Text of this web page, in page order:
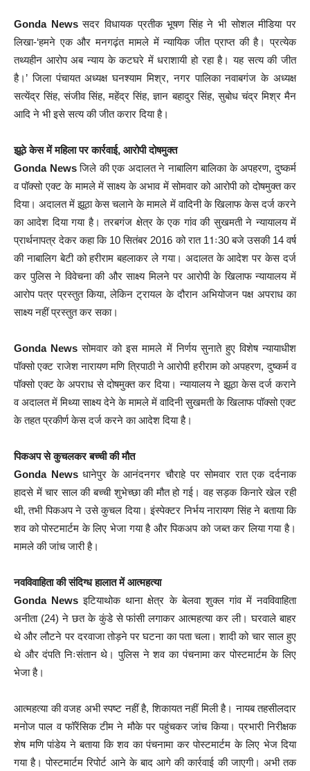
Gonda Newsसदर विधायक प्रतीक भूषण सिंह ने भी सोशल मीडिया पर
लिखा-‘हमने एक और मनगढ़ंत मामले में न्यायिक जीत प्राप्त की है। प्रत्येक
तथ्यहीन आरोप अब न्याय के कटघरे में धराशायी हो रहा है। यह सत्य की जीत
है।’ जिला पंचायत अध्यक्ष घनश्याम मिश्र, नगर पालिका नवाबगंज के अध्यक्ष
सत्येंद्र सिंह, संजीव सिंह, महेंद्र सिंह, ज्ञान बहादुर सिंह, सुबोध चंद्र मिश्र मैन
आदि ने भी इसे सत्य की जीत करार दिया है।
झूठे केस में महिला पर कार्रवाई, आरोपी दोषमुक्त
Gonda Newsजिले की एक अदालत ने नाबालिग बालिका के अपहरण, दुष्कर्म
व पॉक्सो एक्ट के मामले में साक्ष्य के अभाव में सोमवार को आरोपी को दोषमुक्त कर
दिया। अदालत में झूठा केस चलाने के मामले में वादिनी के खिलाफ केस दर्ज करने
का आदेश दिया गया है। तरबगंज क्षेत्र के एक गांव की सुखमती ने न्यायालय में
प्रार्थनापत्र देकर कहा कि 10 सितंबर 2016 को रात 11ः30 बजे उसकी 14 वर्ष
की नाबालिग बेटी को हरीराम बहलाकर ले गया। अदालत के आदेश पर केस दर्ज
कर पुलिस ने विवेचना की और साक्ष्य मिलने पर आरोपी के खिलाफ न्यायालय में
आरोप पत्र प्रस्तुत किया, लेकिन ट्रायल के दौरान अभियोजन पक्ष अपराध का
साक्ष्य नहीं प्रस्तुत कर सका।
Gonda News सोमवार को इस मामले में निर्णय सुनाते हुए विशेष न्यायाधीश
पॉक्सो एक्ट राजेश नारायण मणि त्रिपाठी ने आरोपी हरीराम को अपहरण, दुष्कर्म व
पॉक्सो एक्ट के अपराध से दोषमुक्त कर दिया। न्यायालय ने झूठा केस दर्ज कराने
व अदालत में मिथ्या साक्ष्य देने के मामले में वादिनी सुखमती के खिलाफ पॉक्सो एक्ट
के तहत प्रकीर्ण केस दर्ज करने का आदेश दिया है।
पिकअप से कुचलकर बच्ची की मौत
Gonda Newsधानेपुर के आनंदनगर चौराहे पर सोमवार रात एक दर्दनाक
हादसे में चार साल की बच्ची शुभेच्छा की मौत हो गई। वह सड़क किनारे खेल रही
थी, तभी पिकअप ने उसे कुचल दिया। इंस्पेक्टर निर्भय नारायण सिंह ने बताया कि
शव को पोस्टमार्टम के लिए भेजा गया है और पिकअप को जब्त कर लिया गया है।
मामले की जांच जारी है।
नवविवाहिता की संदिग्ध हालात में आत्महत्या
Gonda News इटियाथोक थाना क्षेत्र के बेलवा शुक्ल गांव में नवविवाहिता
अनीता (24) ने छत के कुंडे से फांसी लगाकर आत्महत्या कर ली। घरवाले बाहर
थे और लौटने पर दरवाजा तोड़ने पर घटना का पता चला। शादी को चार साल हुए
थे और दंपति निःसंतान थे। पुलिस ने शव का पंचनामा कर पोस्टमार्टम के लिए
भेजा है।
आत्महत्या की वजह अभी स्पष्ट नहीं है, शिकायत नहीं मिली है। नायब तहसीलदार
मनोज पाल व फॉरेंसिक टीम ने मौके पर पहुंचकर जांच किया। प्रभारी निरीक्षक
शेष मणि पांडेय ने बताया कि शव का पंचनामा कर पोस्टमार्टम के लिए भेज दिया
गया है। पोस्टमार्टम रिपोर्ट आने के बाद आगे की कार्रवाई की जाएगी। अभी तक